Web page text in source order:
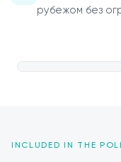
рубежом без
INCLUDED IN THE